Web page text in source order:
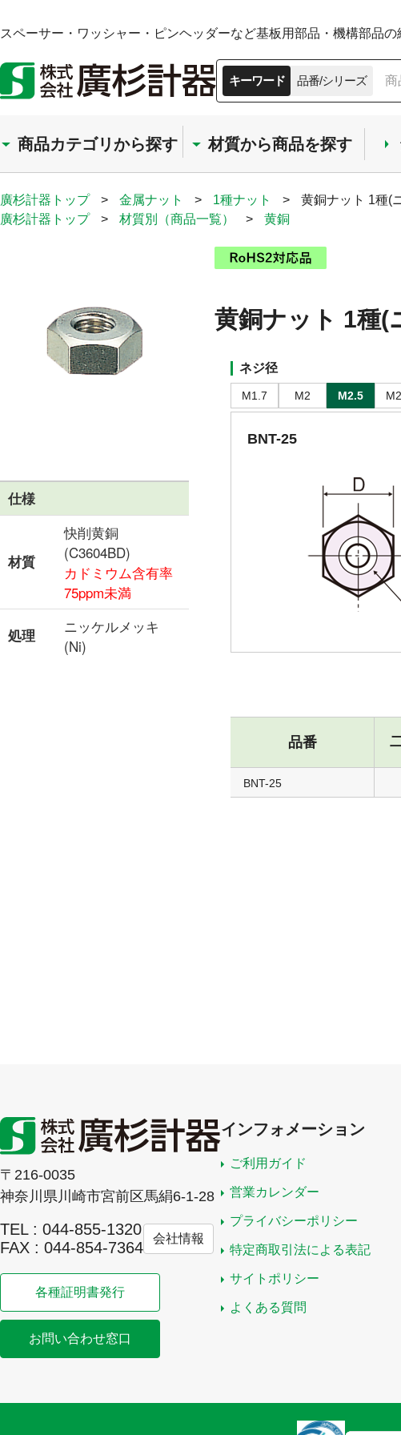
スペーサー・ワッシャー・ピンヘッダーなど基板用部品・機構部品の
キーワード 品番/シリーズ
商品カテゴリから探す 材質から商品を探す
廣杉計器トップ > 金属ナット > 1種ナット >
黄銅ナット 1種(
廣杉計器トップ
> 材質別（商品一覧） > 黄銅
仕様
材質
快削黄銅
(C3604BD)
カドミウム含有率
75ppm未満
処理
ニッケルメッキ
(Ni)
黄銅ナット 1種(
ネジ径
M1.7 M2 M2.5
BNT-25
品番
BNT-25
〒216-0035
神奈川県川崎市宮前区馬絹6-1-28
TEL : 044-855-1320
FAX : 044-854-7364
会社情報
各種証明書発行
お問い合わせ窓口
インフォメーション
ご利用ガイド
営業カレンダー
プライバシーポリシー
特定商取引法による表記
サイトポリシー
よくある質問